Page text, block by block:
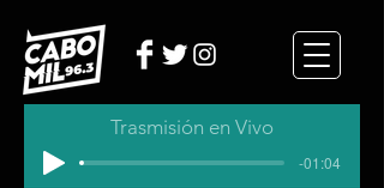
Trasmisión en Vivo
-01:04